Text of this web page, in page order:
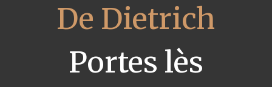
De Dietrich
Portes lès